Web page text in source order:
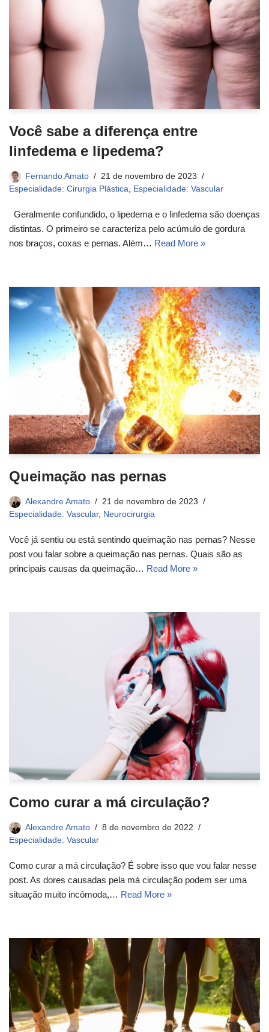
Você sabe a diferença entre
linfedema e lipedema?
Fernando Amato
21 de novembro de 2023
Especialidade: Cirurgia Plástica
Especialidade: Vascular
Geralmente confundido, o lipedema e o linfedema são doenças
distintas. O primeiro se caracteriza pelo acúmulo de gordura
nos braços, coxas e pernas. Além… Read More »
Queimação nas pernas
Alexandre Amato
21 de novembro de 2023
Especialidade: Vascular, Neurocirurgia
Você já sentiu ou está sentindo queimação nas pernas? Nesse
post vou falar sobre a queimação nas pernas. Quais são as
principais causas da queimação… Read More »
Como curar a má circulação?
Alexandre Amato
8 de novembro de 2022
Especialidade: Vascular
Como curar a má circulação? É sobre isso que vou falar nesse
post. As dores causadas pela má circulação podem ser uma
situação muito incômoda,… Read More »